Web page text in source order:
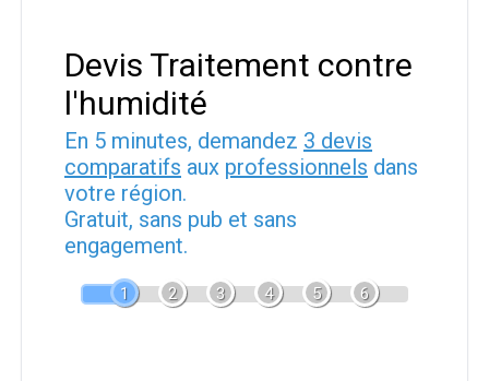
Devis Traitement contre
l'humidité
En 5 minutes, demandez 3 devis
comparatifs aux professionnels dans
votre région.
Gratuit, sans pub et sans
engagement.
1 2 3 4 5 6